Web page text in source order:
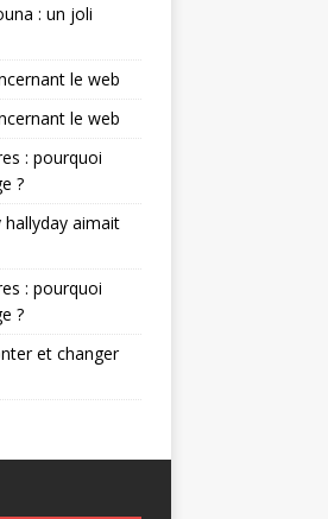
: un joli
le web
le web
: pourquoi
?
aimait
: pourquoi
?
et changer